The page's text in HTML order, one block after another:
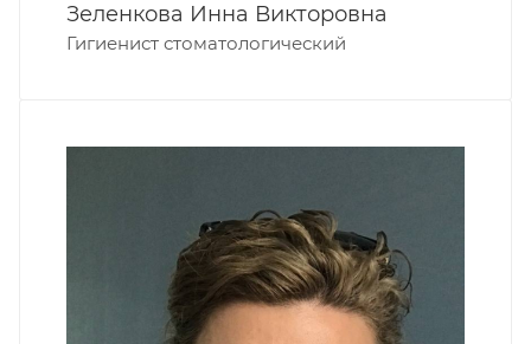
Зеленкова Инна Викторовна
Гигиенист стоматологический